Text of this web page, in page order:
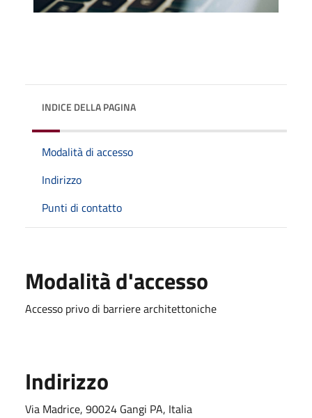
INDICE DELLA PAGINA
Modalità di accesso
Indirizzo
Punti di contatto
Modalità d'accesso
Accesso privo di barriere architettoniche
Indirizzo
Via Madrice, 90024 Gangi PA, Italia